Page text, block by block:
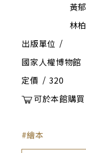
黃
林
出版單位
國家人權博物館
定價
320
可於本館購
繪本